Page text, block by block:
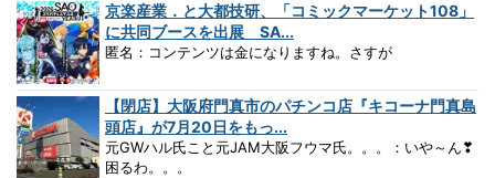
京楽産業．と大都技研、「コミックマーケット108」
に共同ブースを出展 SA...
匿名：コンテンツは金になりますね。さすが
【閉店】大阪府門真市のパチンコ店『キコーナ門真島
頭店』が7月20日をもっ...
元GWハル氏こと元JAM大阪フウマ氏。。。：いや～ん❣
困るわ。。。